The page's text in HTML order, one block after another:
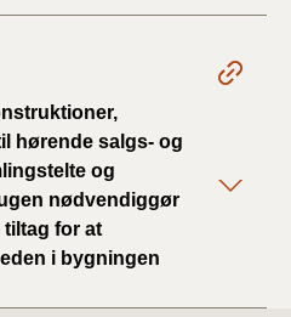
hørende salgs- og
og
nødvendiggør
for at
i bygningen